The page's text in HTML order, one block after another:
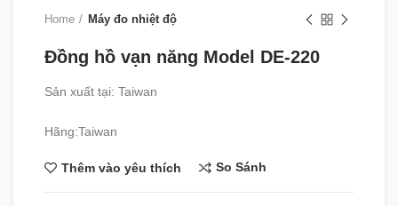
Home Máy đo nhiệt độ
Đồng hồ vạn năng Model DE-220
Sản xuất tại: Taiwan
Hãng:Taiwan
Thêm vào yêu thích So Sánh